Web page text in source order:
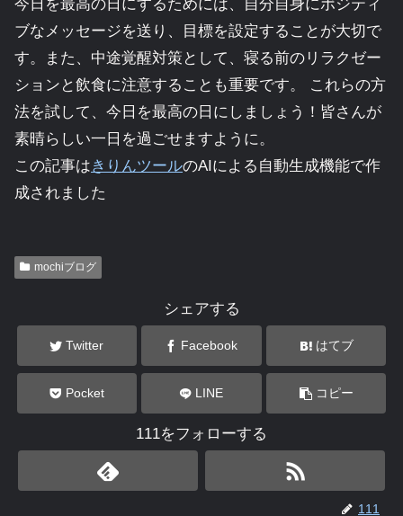
今日を最高の日にするためには、自分自身にポジティ
ブなメッセージを送り、目標を設定することが大切で
す。また、中途覚醒対策として、寝る前のリラクゼー
ションと飲食に注意することも重要です。 これらの方
法を試して、今日を最高の日にしましょう！皆さんが
素晴らしい一日を過ごせますように。
この記事はきりんツールのAIによる自動生成機能で作
成されました
mochiブログ
シェアする
Twitter Facebook はてブ
Pocket LINE コピー
111をフォローする
111